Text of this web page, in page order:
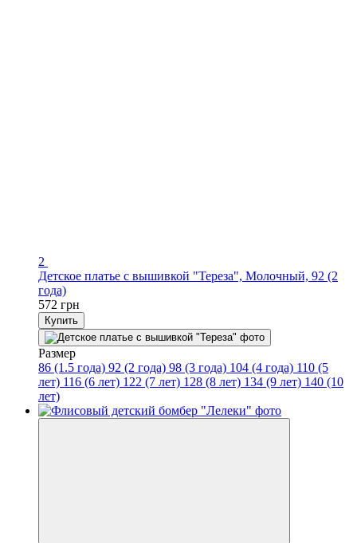
2
Детское платье с вышивкой "Тереза", Молочный, 92 (2
года)
572 грн
Купить
Размер
86 (1.5 года) 92 (2 года) 98 (3 года) 104 (4 года) 110 (5
лет) 116 (6 лет) 122 (7 лет) 128 (8 лет) 134 (9 лет) 140 (10
лет)